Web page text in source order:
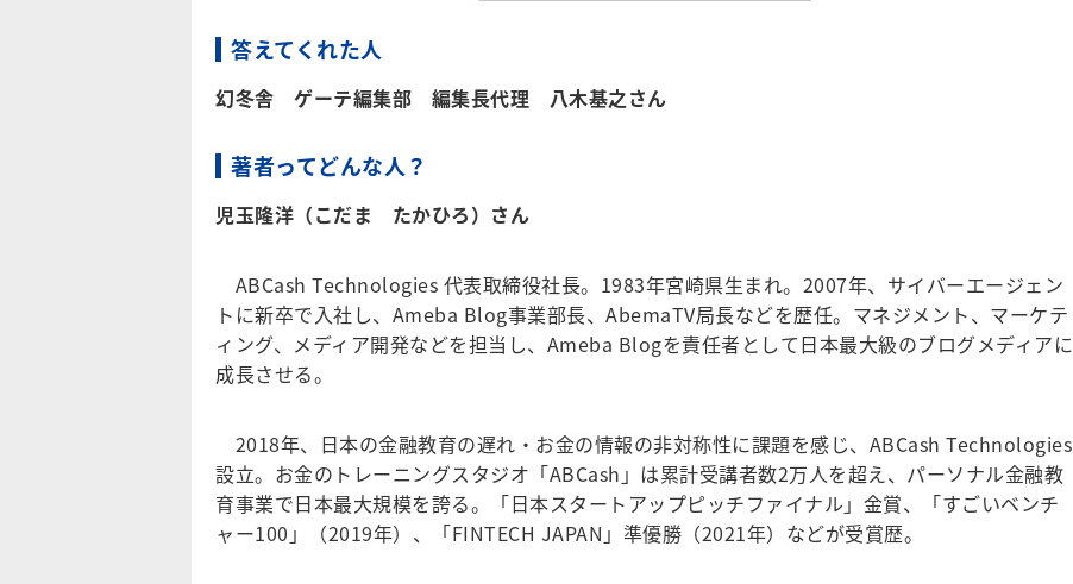
答えてくれた人
幻冬舎 ゲーテ編集部 編集長代理 八木基之​さん
著者ってどんな人？
児玉隆洋（こだま たかひろ）さん
ABCash Technologies 代表取締役社長。1983年宮崎県生まれ。2007年、サイバーエージェン
トに新卒で入社し、Ameba Blog事業部長、AbemaTV局長などを歴任。マネジメント、マーケテ
ィング、メディア開発などを担当し、Ameba Blogを責任者として日本最大級のブログメディアに
成長させる。
2018年、日本の金融教育の遅れ・お金の情報の非対称性に課題を感じ、ABCash Technologies
設立。お金のトレーニングスタジオ「ABCash」は累計受講者数2万人を超え、パーソナル金融教
育事業で日本最大規模を誇る。「日本スタートアップピッチファイナル」金賞、「すごいベンチ
ャー100」（2019年）、「FINTECH JAPAN」準優勝（2021年）などが受賞歴。